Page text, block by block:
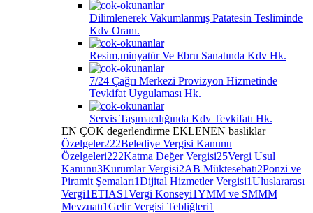
Dilimlenerek Vakumlanmış Patatesin Tesliminde
Kdv Oranı.
Resim,minyatür Ve Ebru Sanatında Kdv Hk.
7/24 Çağrı Merkezi Provizyon Hizmetinde
Tevkifat Uygulaması Hk.
Servis Taşımacılığında Kdv Tevkifatı Hk.
EN ÇOK degerlendirme EKLENEN basliklar
Özelgeler222Belediye Vergisi Kanunu
Özelgeleri222Katma Değer Vergisi25Vergi Usul
Kanunu3Kurumlar Vergisi2AB Müktesebatı2Ponzi ve
Piramit Şemaları1Dijital Hizmetler Vergisi1Uluslararası
Vergi1ETIAS1Vergi Konseyi1YMM ve SMMM
Mevzuatı1Gelir Vergisi Tebliğleri1